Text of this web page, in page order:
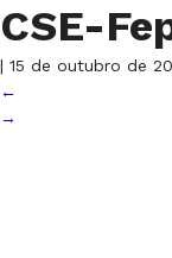
CSE-
| 15 de outubro de
←
→